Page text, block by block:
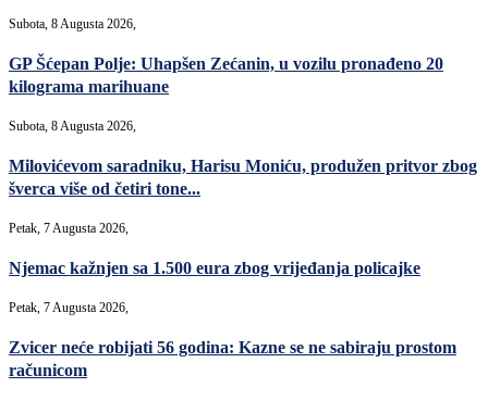
Subota, 8 Augusta 2026,
GP Šćepan Polje: Uhapšen Zećanin, u vozilu pronađeno 20
kilograma marihuane
Subota, 8 Augusta 2026,
Milovićevom saradniku, Harisu Moniću, produžen pritvor zbog
šverca više od četiri tone...
Petak, 7 Augusta 2026,
Njemac kažnjen sa 1.500 eura zbog vrijeđanja policajke
Petak, 7 Augusta 2026,
Zvicer neće robijati 56 godina: Kazne se ne sabiraju prostom
računicom